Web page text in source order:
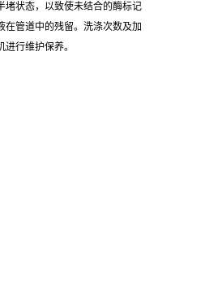
堵状态，以致使未结合的酶标记
管道中的残留。洗涤次数及加
行维护保养。